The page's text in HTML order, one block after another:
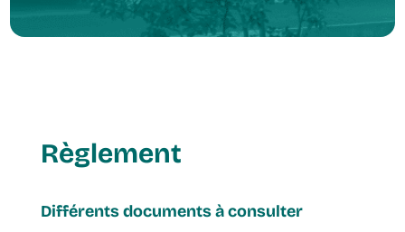
Règlement
Différents documents à consulter